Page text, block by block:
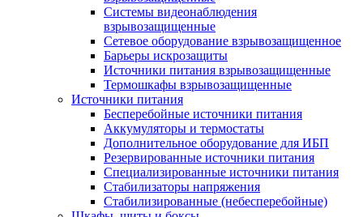
Системы видеонаблюдения
взрывозащищенные
Сетевое оборудование взрывозащищенное
Барьеры искрозащиты
Источники питания взрывозащищенные
Термошкафы взрывозащищенные
Источники питания
Бесперебойные источники питания
Аккумуляторы и термостаты
Дополнительное оборудование для ИБП
Резервированные источники питания
Специализированные источники питания
Стабилизаторы напряжения
Стабилизированные (небесперебойные)